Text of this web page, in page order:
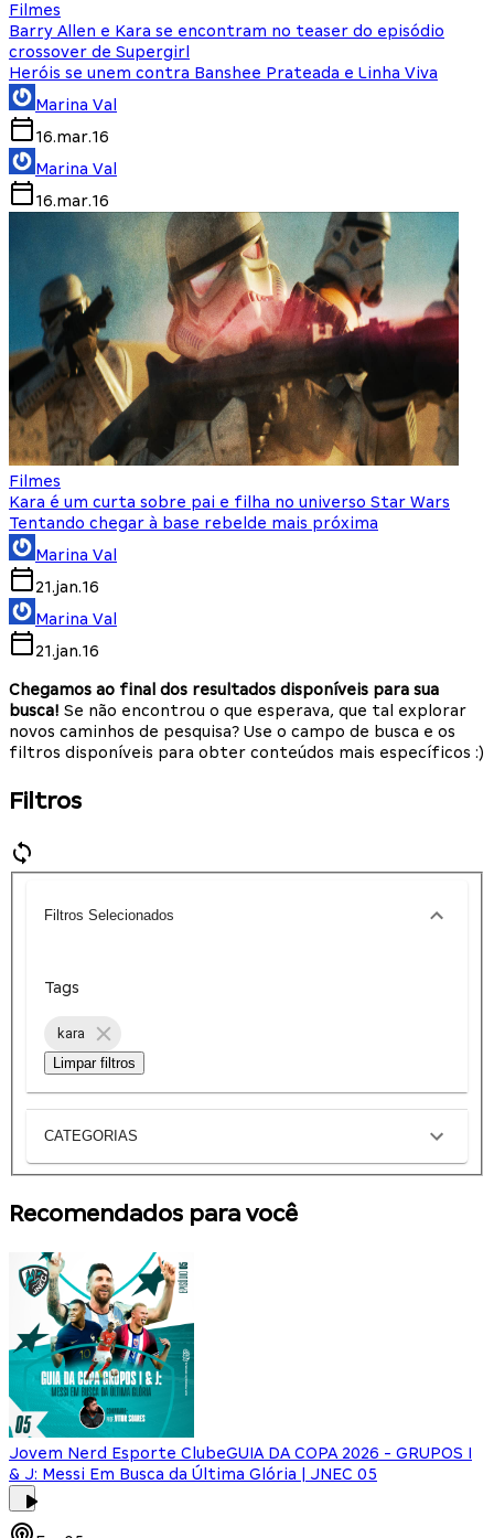
Filmes
Barry Allen e Kara se encontram no teaser do episódio
crossover de Supergirl
Heróis se unem contra Banshee Prateada e Linha Viva
Marina Val
16.mar.16
Marina Val
16.mar.16
Filmes
Kara é um curta sobre pai e filha no universo Star Wars
Tentando chegar à base rebelde mais próxima
Marina Val
21.jan.16
Marina Val
21.jan.16
Chegamos ao final dos resultados disponíveis para sua
busca! Se não encontrou o que esperava, que tal explorar
novos caminhos de pesquisa? Use o campo de busca e os
filtros disponíveis para obter conteúdos mais específicos :)
Filtros
Filtros Selecionados
Tags
kara
Limpar filtros
CATEGORIAS
Recomendados para você
Jovem Nerd Esporte ClubeGUIA DA COPA 2026 - GRUPOS I
& J: Messi Em Busca da Última Glória | JNEC 05